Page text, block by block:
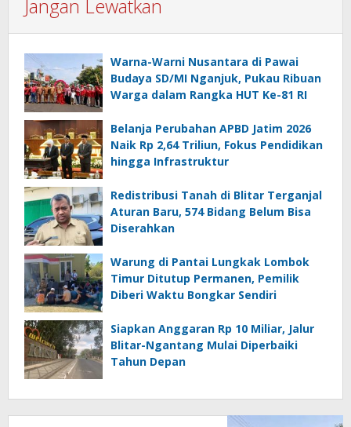
Jangan Lewatkan
Warna-Warni Nusantara di Pawai
Budaya SD/MI Nganjuk, Pukau Ribuan
Warga dalam Rangka HUT Ke-81 RI
Belanja Perubahan APBD Jatim 2026
Naik Rp 2,64 Triliun, Fokus Pendidikan
hingga Infrastruktur
Redistribusi Tanah di Blitar Terganjal
Aturan Baru, 574 Bidang Belum Bisa
Diserahkan
Warung di Pantai Lungkak Lombok
Timur Ditutup Permanen, Pemilik
Diberi Waktu Bongkar Sendiri
Siapkan Anggaran Rp 10 Miliar, Jalur
Blitar-Ngantang Mulai Diperbaiki
Tahun Depan